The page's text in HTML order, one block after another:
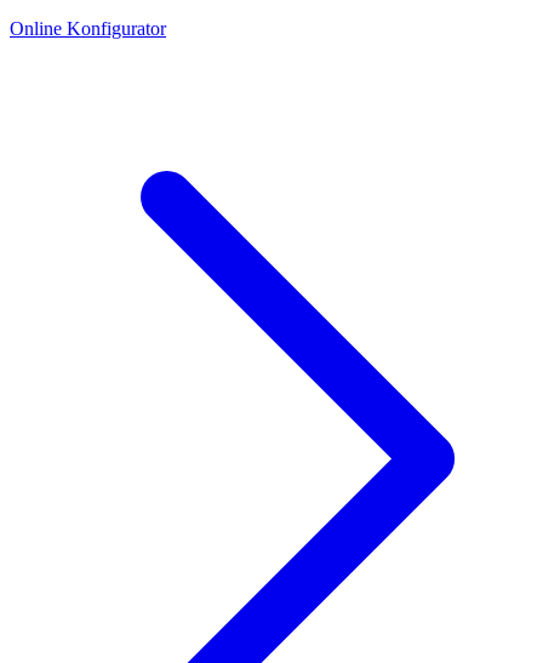
Online Konfigurator